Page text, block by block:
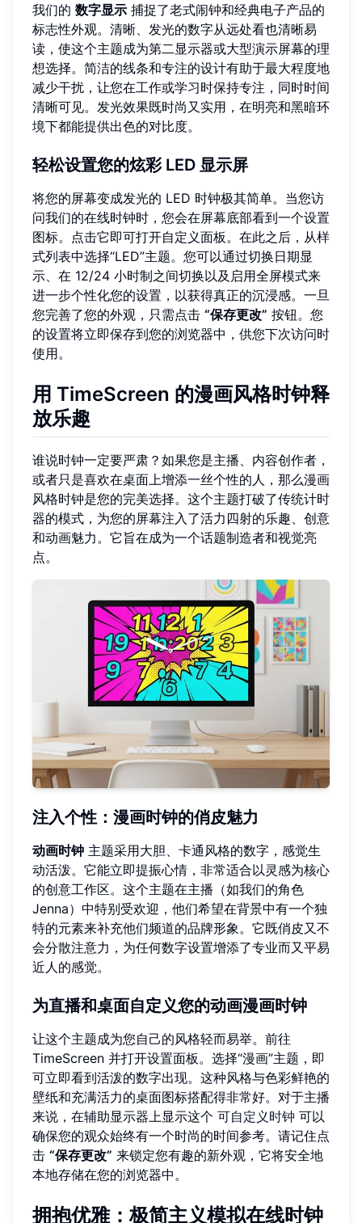
我们的 数字显示 捕捉了老式闹钟和经典电子产品的
标志性外观。清晰、发光的数字从远处看也清晰易
读，使这个主题成为第二显示器或大型演示屏幕的理
想选择。简洁的线条和专注的设计有助于最大程度地
减少干扰，让您在工作或学习时保持专注，同时时间
清晰可见。发光效果既时尚又实用，在明亮和黑暗环
境下都能提供出色的对比度。
轻松设置您的炫彩 LED 显示屏
将您的屏幕变成发光的 LED 时钟极其简单。当您访
问我们的在线时钟时，您会在屏幕底部看到一个设置
图标。点击它即可打开自定义面板。在此之后，从样
式列表中选择“LED”主题。您可以通过切换日期显
示、在 12/24 小时制之间切换以及启用全屏模式来
进一步个性化您的设置，以获得真正的沉浸感。一旦
您完善了您的外观，只需点击 “保存更改” 按钮。您
的设置将立即保存到您的浏览器中，供您下次访问时
使用。
用 TimeScreen 的漫画风格时钟释
放乐趣
谁说时钟一定要严肃？如果您是主播、内容创作者，
或者只是喜欢在桌面上增添一丝个性的人，那么漫画
风格时钟是您的完美选择。这个主题打破了传统计时
器的模式，为您的屏幕注入了活力四射的乐趣、创意
和动画魅力。它旨在成为一个话题制造者和视觉亮
点。
注入个性：漫画时钟的俏皮魅力
动画时钟 主题采用大胆、卡通风格的数字，感觉生
动活泼。它能立即提振心情，非常适合以灵感为核心
的创意工作区。这个主题在主播（如我们的角色
Jenna）中特别受欢迎，他们希望在背景中有一个独
特的元素来补充他们频道的品牌形象。它既俏皮又不
会分散注意力，为任何数字设置增添了专业而又平易
近人的感觉。
为直播和桌面自定义您的动画漫画时钟
让这个主题成为您自己的风格轻而易举。前往
TimeScreen 并打开设置面板。选择“漫画”主题，即
可立即看到活泼的数字出现。这种风格与色彩鲜艳的
壁纸和充满活力的桌面图标搭配得非常好。对于主播
来说，在辅助显示器上显示这个 可自定义时钟 可以
确保您的观众始终有一个时尚的时间参考。请记住点
击 “保存更改” 来锁定您有趣的新外观，它将安全地
本地存储在您的浏览器中。
拥抱优雅：极简主义模拟在线时钟